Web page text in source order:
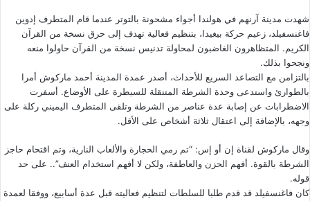
شهدت مدينة آرنهم في هولندا أجواء مشحونة بالتوتر عندما قام المتطرف إدوين
فاغنسفيلد، زعيم حركة بيغيدا، بتنظيم فعالية تهدف إلى حرق نسخة من القرآن
الكريم. المتظاهرون الغاضبون لمحاولة تدنيس نسخة من القرآن حاولوا منعه
ونجحوا بذلك.
بالتزامن مع التصاعد السريع للأحداث، أصدر عمدة المدينة أحمد ماركوش أمرا
بالطوارئ واستدعى وحدة الشرطة المتنقلة للسيطرة على الأوضاع. أسفرت
الاضطرابات عن إصابة عدة عناصر من الشرطة وتلقى المتطرف اليميني ركلة على
وجهه، بالإضافة إلى اعتقال ثلاثة أشخاص على الأقل.
وقال ماركوش لقناة إن أو إس: “تم رمي الحجارة والألعاب النارية، وتم اقتحام حاجز
الشرطة بالقوة. أفهم الحزن والعاطفة، ولكن لا أفهم استخدام العنف”.. على حد
قوله.
كان فاغنسفيلد قد قدم طلبا للسلطات لتنظيم فعاليته قبل عدة أسابيع، ووفقا لعمدة